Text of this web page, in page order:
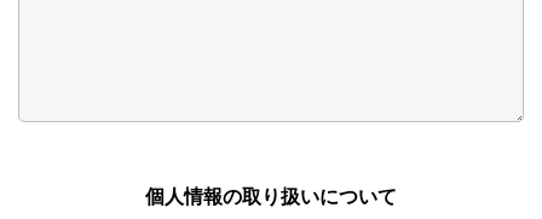
個⼈情報の取り扱いについて